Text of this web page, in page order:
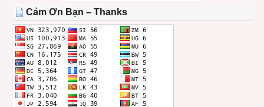
THÁNG
Cảm Ơn Bạn – Thanks